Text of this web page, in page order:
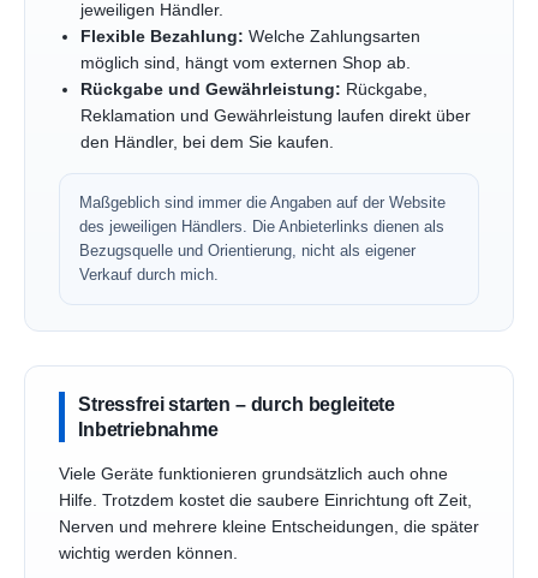
jeweiligen Händler.
Flexible Bezahlung: Welche Zahlungsarten
möglich sind, hängt vom externen Shop ab.
Rückgabe und Gewährleistung: Rückgabe,
Reklamation und Gewährleistung laufen direkt über
den Händler, bei dem Sie kaufen.
Maßgeblich sind immer die Angaben auf der Website
des jeweiligen Händlers. Die Anbieterlinks dienen als
Bezugsquelle und Orientierung, nicht als eigener
Verkauf durch mich.
Stressfrei starten – durch begleitete
Inbetriebnahme
Viele Geräte funktionieren grundsätzlich auch ohne
Hilfe. Trotzdem kostet die saubere Einrichtung oft Zeit,
Nerven und mehrere kleine Entscheidungen, die später
wichtig werden können.